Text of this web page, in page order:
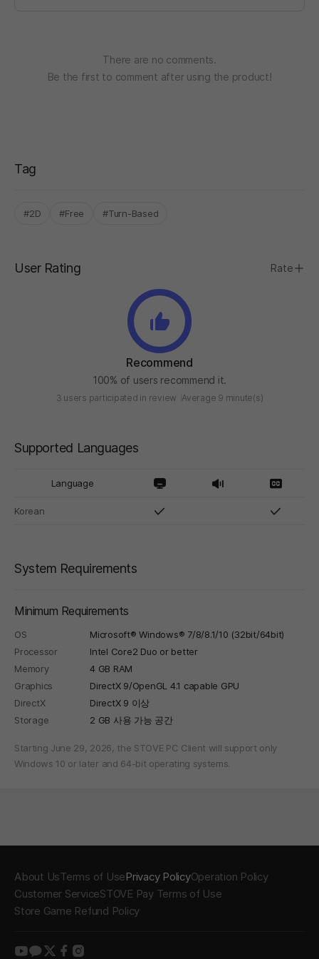
There are no comments.
Be the first to comment after using the product!
Tag
#2D #Free #Turn-Based
User Rating Rate
Recommend
100% of users recommend it.
3 users participated in review Average 9 minute(s)
Supported Languages
Language
Korean
System Requirements
Minimum Requirements
OS
Microsoft® Windows® 7/8/8.1/10 (32bit/64bit)
Processor
Intel Core2 Duo or better
Memory
4 GB RAM
Graphics
DirectX 9/OpenGL 4.1 capable GPU
DirectX
DirectX 9 이상
Storage
2 GB 사용 가능 공간
Starting June 29, 2026, the STOVE PC Client will support only
Windows 10 or later and 64-bit operating systems.
About UsTerms of UsePrivacy PolicyOperation Policy
Customer ServiceSTOVE Pay Terms of Use
Store Game Refund Policy
youtube
kakao
twitter
facebook
instagram